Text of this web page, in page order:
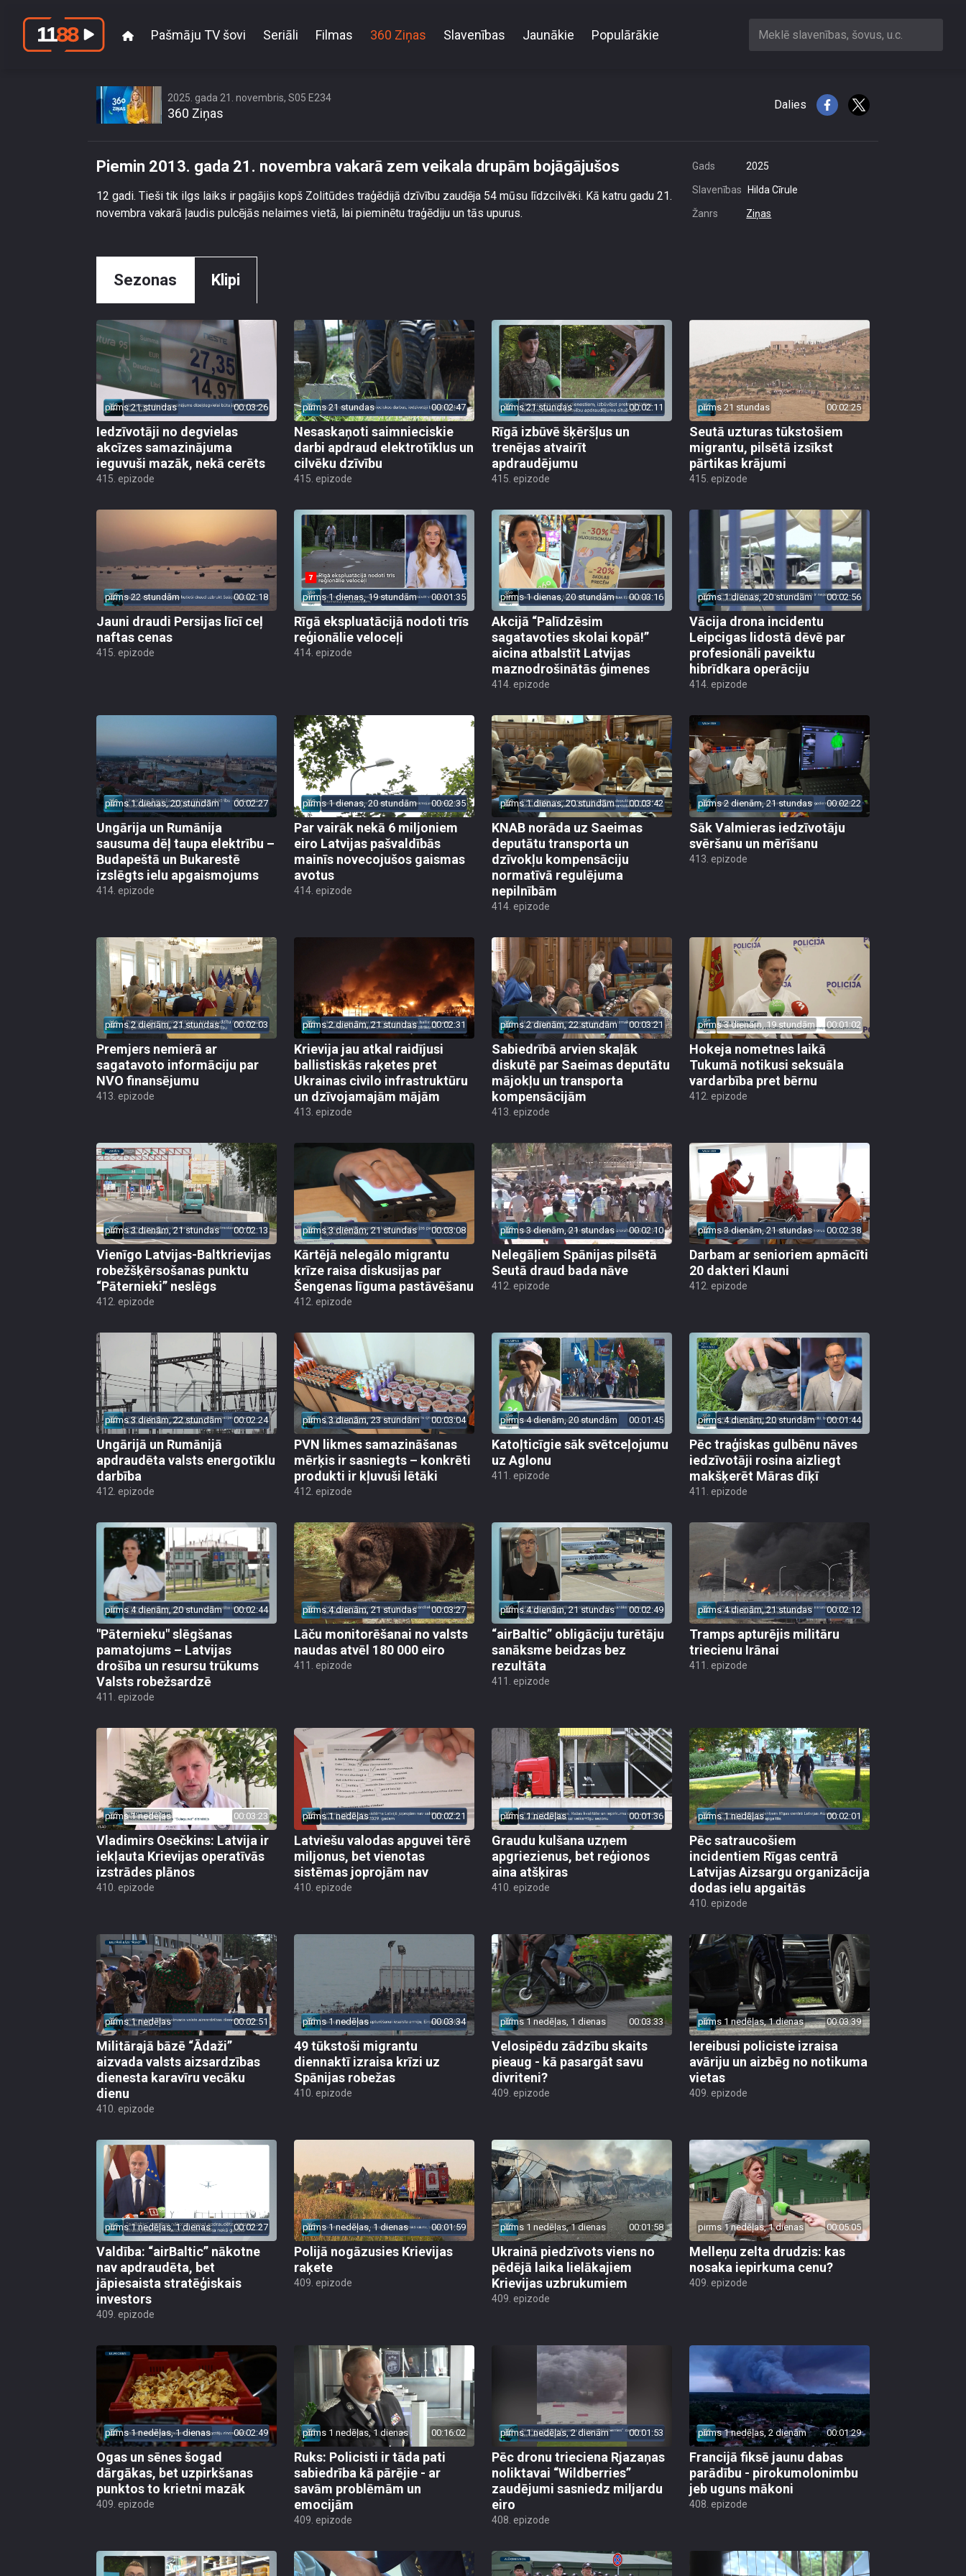
Pašmāju TV šovi Seriāli Filmas 360 Ziņas Slavenības Jaunākie Populārākie Meklē slavenības, šovus, u.c.
2025. gada 21. novembris, S05 E234
360 Ziņas
Dalies
Piemin 2013. gada 21. novembra vakarā zem veikala drupām bojāgājušos
12 gadi. Tieši tik ilgs laiks ir pagājis kopš Zolitūdes traģēdijā dzīvību zaudēja 54 mūsu līdzcilvēki. Kā katru gadu 21.
novembra vakarā ļaudis pulcējās nelaimes vietā, lai pieminētu traģēdiju un tās upurus.
Gads 2025
Slavenības Hilda Cīrule
Žanrs Ziņas
Sezonas Klipi
pirms 21 stundas 00:03:26
Iedzīvotāji no degvielas
akcīzes samazinājuma
ieguvuši mazāk, nekā cerēts
415. epizode
pirms 21 stundas 00:02:47
Nesaskaņoti saimnieciskie
darbi apdraud elektrotīklus un
cilvēku dzīvību
415. epizode
pirms 21 stundas 00:02:11
Rīgā izbūvē šķēršļus un
trenējas atvairīt
apdraudējumu
415. epizode
pirms 21 stundas 00:02:25
Seutā uzturas tūkstošiem
migrantu, pilsētā izsīkst
pārtikas krājumi
415. epizode
pirms 22 stundām 00:02:18
Jauni draudi Persijas līcī ceļ
naftas cenas
415. epizode
pirms 1 dienas, 19 stundām 00:01:35
Rīgā ekspluatācijā nodoti trīs
reģionālie veloceļi
414. epizode
pirms 1 dienas, 20 stundām 00:03:16
Akcijā “Palīdzēsim
sagatavoties skolai kopā!”
aicina atbalstīt Latvijas
maznodrošinātās ģimenes
414. epizode
pirms 1 dienas, 20 stundām 00:02:56
Vācija drona incidentu
Leipcigas lidostā dēvē par
profesionāli paveiktu
hibrīdkara operāciju
414. epizode
pirms 1 dienas, 20 stundām 00:02:27
Ungārija un Rumānija
sausuma dēļ taupa elektrību –
Budapeštā un Bukarestē
izslēgts ielu apgaismojums
414. epizode
pirms 1 dienas, 20 stundām 00:02:35
Par vairāk nekā 6 miljoniem
eiro Latvijas pašvaldībās
mainīs novecojušos gaismas
avotus
414. epizode
pirms 1 dienas, 20 stundām 00:03:42
KNAB norāda uz Saeimas
deputātu transporta un
dzīvokļu kompensāciju
normatīvā regulējuma
nepilnībām
414. epizode
pirms 2 dienām, 21 stundas 00:02:22
Sāk Valmieras iedzīvotāju
svēršanu un mērīšanu
413. epizode
pirms 2 dienām, 21 stundas 00:02:03
Premjers nemierā ar
sagatavoto informāciju par
NVO finansējumu
413. epizode
pirms 2 dienām, 21 stundas 00:02:31
Krievija jau atkal raidījusi
ballistiskās raķetes pret
Ukrainas civilo infrastruktūru
un dzīvojamajām mājām
413. epizode
pirms 2 dienām, 22 stundām 00:03:21
Sabiedrībā arvien skaļāk
diskutē par Saeimas deputātu
mājokļu un transporta
kompensācijām
413. epizode
pirms 3 dienām, 19 stundām 00:01:02
Hokeja nometnes laikā
Tukumā notikusi seksuāla
vardarbība pret bērnu
412. epizode
pirms 3 dienām, 21 stundas 00:02:13
Vienīgo Latvijas-Baltkrievijas
robežšķērsošanas punktu
“Pāternieki” neslēgs
412. epizode
pirms 3 dienām, 21 stundas 00:03:08
Kārtējā nelegālo migrantu
krīze raisa diskusijas par
Šengenas līguma pastāvēšanu
412. epizode
pirms 3 dienām, 21 stundas 00:02:10
Nelegāļiem Spānijas pilsētā
Seutā draud bada nāve
412. epizode
pirms 3 dienām, 21 stundas 00:02:38
Darbam ar senioriem apmācīti
20 dakteri Klauni
412. epizode
pirms 3 dienām, 22 stundām 00:02:24
Ungārijā un Rumānijā
apdraudēta valsts energotīklu
darbība
412. epizode
pirms 3 dienām, 23 stundām 00:03:04
PVN likmes samazināšanas
mērķis ir sasniegts – konkrēti
produkti ir kļuvuši lētāki
412. epizode
pirms 4 dienām, 20 stundām 00:01:45
Katoļticīgie sāk svētceļojumu
uz Aglonu
411. epizode
pirms 4 dienām, 20 stundām 00:01:44
Pēc traģiskas gulbēnu nāves
iedzīvotāji rosina aizliegt
makšķerēt Māras dīķī
411. epizode
pirms 4 dienām, 20 stundām 00:02:44
"Pāternieku" slēgšanas
pamatojums – Latvijas
drošība un resursu trūkums
Valsts robežsardzē
411. epizode
pirms 4 dienām, 21 stundas 00:03:27
Lāču monitorēšanai no valsts
naudas atvēl 180 000 eiro
411. epizode
pirms 4 dienām, 21 stundas 00:02:49
“airBaltic” obligāciju turētāju
sanāksme beidzas bez
rezultāta
411. epizode
pirms 4 dienām, 21 stundas 00:02:12
Tramps apturējis militāru
triecienu Irānai
411. epizode
pirms 1 nedēļas 00:03:23
Vladimirs Osečkins: Latvija ir
iekļauta Krievijas operatīvās
izstrādes plānos
410. epizode
pirms 1 nedēļas 00:02:21
Latviešu valodas apguvei tērē
miljonus, bet vienotas
sistēmas joprojām nav
410. epizode
pirms 1 nedēļas 00:01:36
Graudu kulšana uzņem
apgriezienus, bet reģionos
aina atšķiras
410. epizode
pirms 1 nedēļas 00:02:01
Pēc satraucošiem
incidentiem Rīgas centrā
Latvijas Aizsargu organizācija
dodas ielu apgaitās
410. epizode
pirms 1 nedēļas 00:02:51
Militārajā bāzē “Ādaži”
aizvada valsts aizsardzības
dienesta karavīru vecāku
dienu
410. epizode
pirms 1 nedēļas 00:03:34
49 tūkstoši migrantu
diennaktī izraisa krīzi uz
Spānijas robežas
410. epizode
pirms 1 nedēļas, 1 dienas 00:03:33
Velosipēdu zādzību skaits
pieaug - kā pasargāt savu
divriteni?
409. epizode
pirms 1 nedēļas, 1 dienas 00:03:39
Iereibusi policiste izraisa
avāriju un aizbēg no notikuma
vietas
409. epizode
pirms 1 nedēļas, 1 dienas 00:02:27
Valdība: “airBaltic” nākotne
nav apdraudēta, bet
jāpiesaista stratēģiskais
investors
409. epizode
pirms 1 nedēļas, 1 dienas 00:01:59
Polijā nogāzusies Krievijas
raķete
409. epizode
pirms 1 nedēļas, 1 dienas 00:01:58
Ukrainā piedzīvots viens no
pēdējā laika lielākajiem
Krievijas uzbrukumiem
409. epizode
pirms 1 nedēļas, 1 dienas 00:05:05
Melleņu zelta drudzis: kas
nosaka iepirkuma cenu?
409. epizode
pirms 1 nedēļas, 1 dienas 00:02:49
Ogas un sēnes šogad
dārgākas, bet uzpirkšanas
punktos to krietni mazāk
409. epizode
pirms 1 nedēļas, 1 dienas 00:16:02
Ruks: Policisti ir tāda pati
sabiedrība kā pārējie - ar
savām problēmām un
emocijām
409. epizode
pirms 1 nedēļas, 2 dienām 00:01:53
Pēc dronu trieciena Rjazaņas
noliktavai “Wildberries”
zaudējumi sasniedz miljardu
eiro
408. epizode
pirms 1 nedēļas, 2 dienām 00:01:29
Francijā fiksē jaunu dabas
parādību - pirokumolonimbu
jeb uguns mākoni
408. epizode